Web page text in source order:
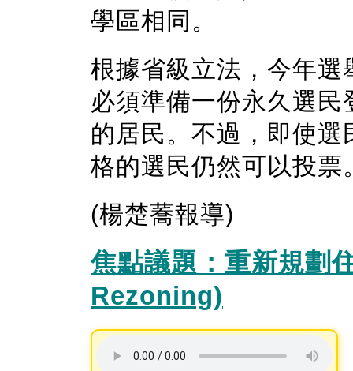
學區相同。
根據省級立法，今年
必須準備一份永久選
的居民。不過，即使
格的選民仍然可以投票
(楊楚蕎報導)
焦點議題：重新規劃
Rezoning)